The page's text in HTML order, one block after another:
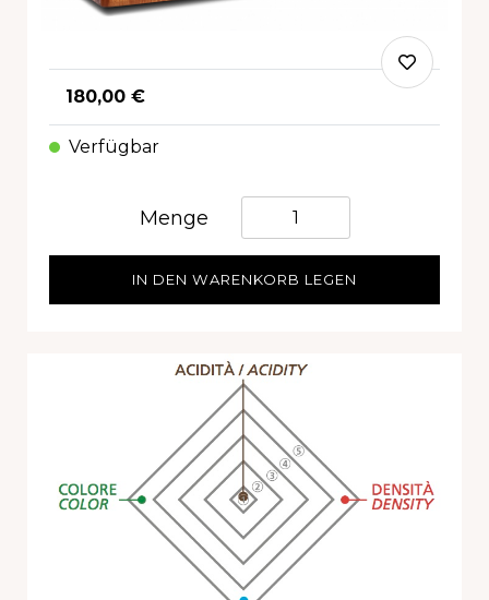
180,00 €
Verfügbar
Menge Quantità
IN DEN WARENKORB LEGEN